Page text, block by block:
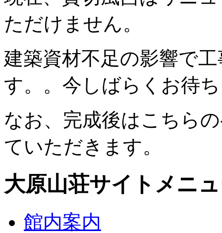
ただけません。
建築資材不足の影響で
す。。今しばらくお待
なお、完成後はこちら
ていただきます。
大原山荘サイトメニ
館内案内